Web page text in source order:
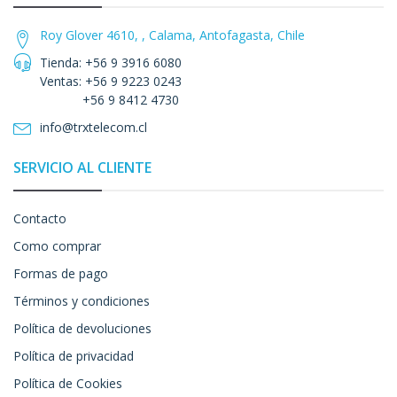
Roy Glover 4610, , Calama, Antofagasta, Chile
Tienda: +56 9 3916 6080
Ventas: +56 9 9223 0243
+56 9 8412 4730
info@trxtelecom.cl
SERVICIO AL CLIENTE
Contacto
Como comprar
Formas de pago
Términos y condiciones
Política de devoluciones
Política de privacidad
Política de Cookies